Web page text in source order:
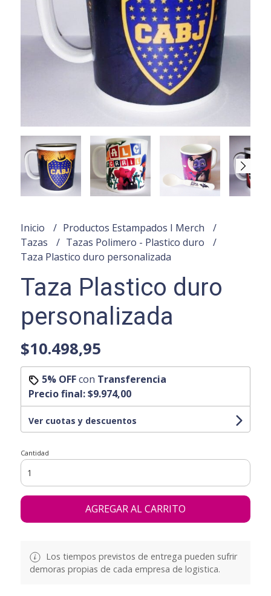
Inicio
Productos Estampados I Merch
Tazas
Tazas Polimero - Plastico duro
Taza Plastico duro personalizada
Taza Plastico duro
personalizada
$10.498,95
5% OFFcon Transferencia
Precio final:$9.974,00
Ver cuotas y descuentos
Cantidad
AGREGAR AL CARRITO
Los tiempos previstos de entrega pueden sufrir
demoras propias de cada empresa de logistica.